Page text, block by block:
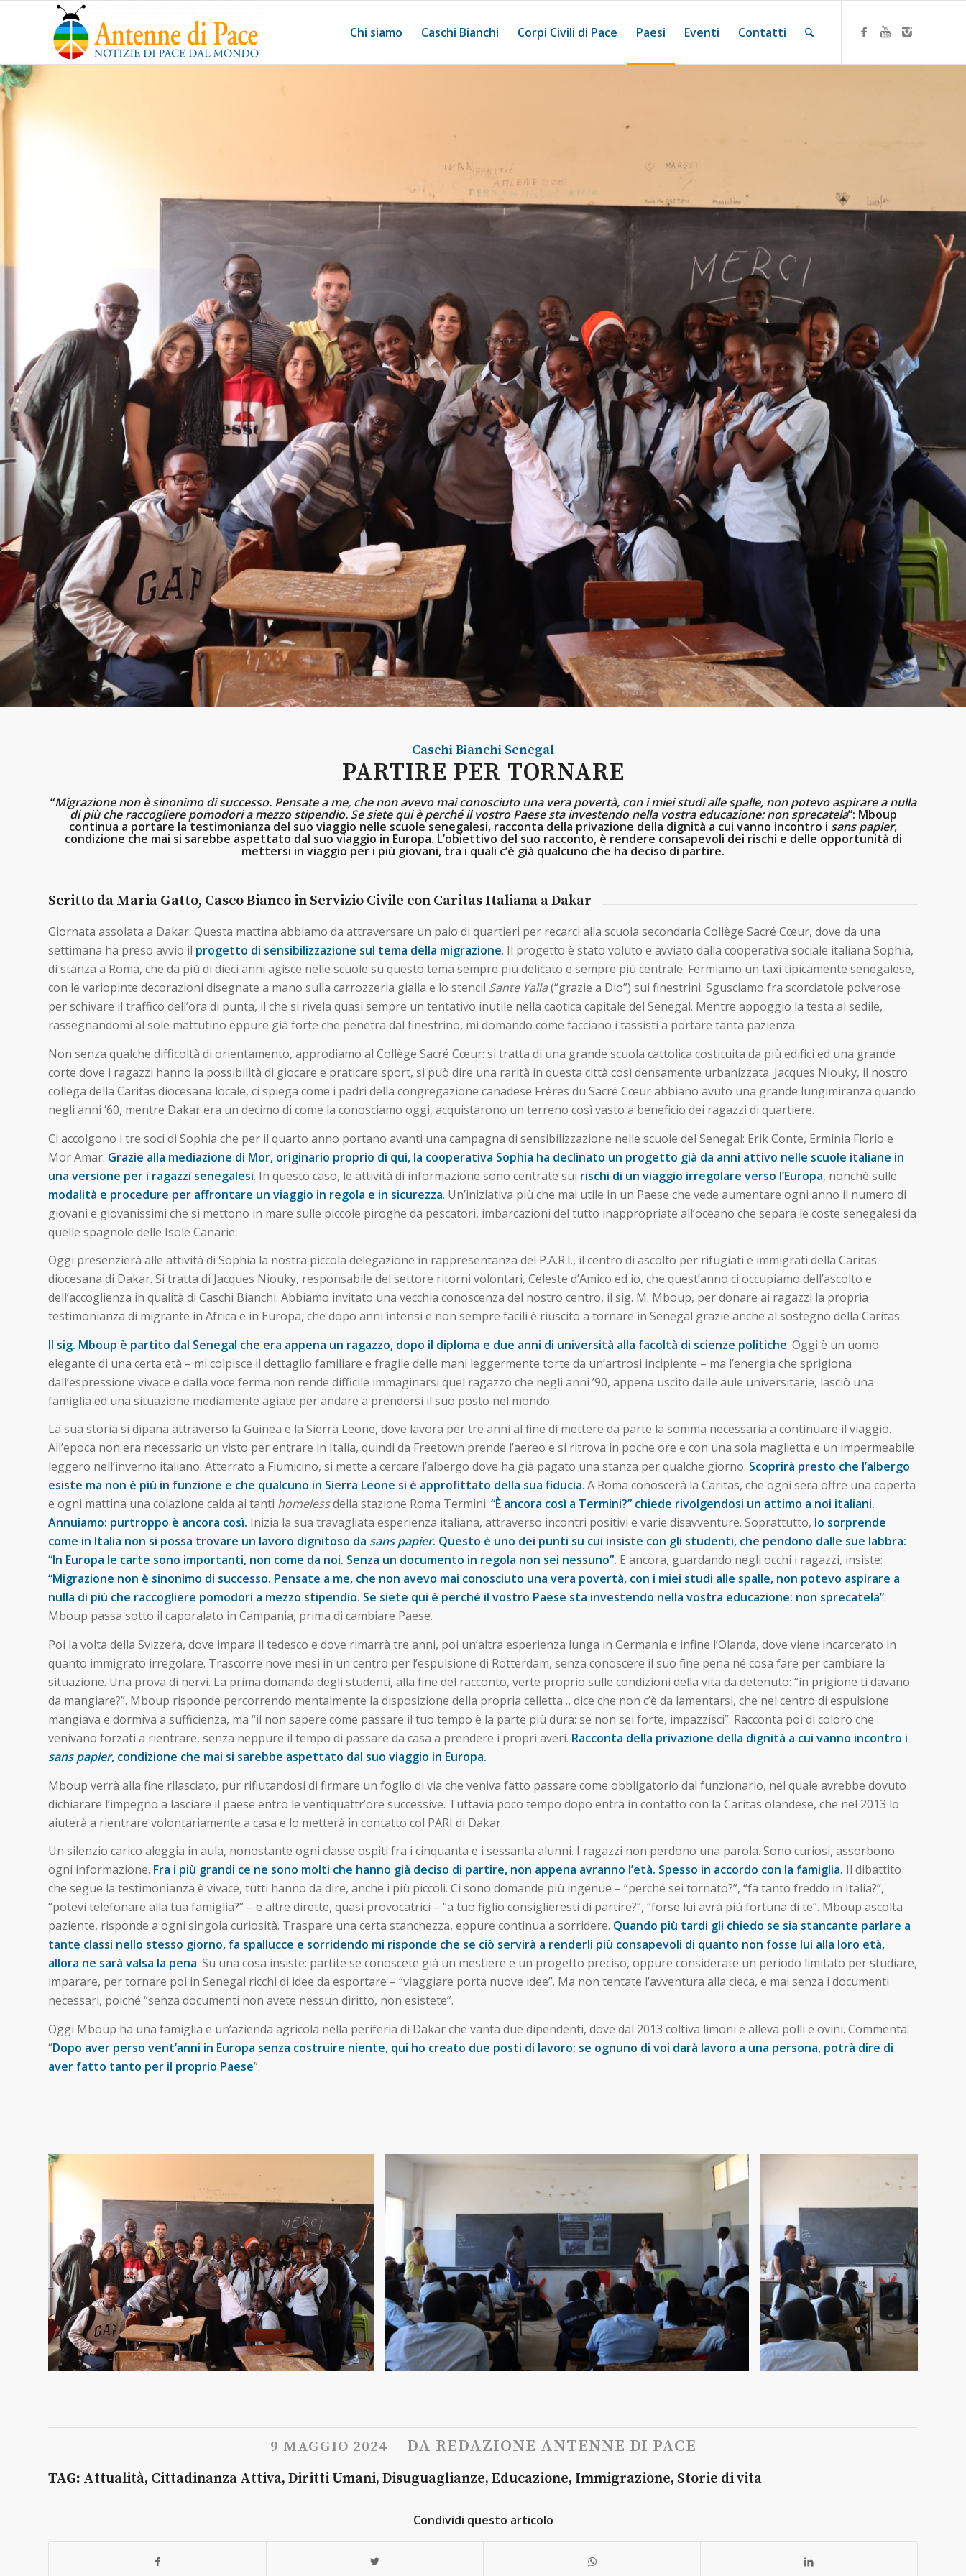
Chi siamo Caschi Bianchi Corpi Civili di Pace Paesi Eventi Contatti
Caschi Bianchi Senegal
PARTIRE PER TORNARE
“Migrazione non è sinonimo di successo. Pensate a me, che non avevo mai conosciuto una vera povertà, con i miei studi alle spalle, non potevo aspirare a nulla
di più che raccogliere pomodori a mezzo stipendio. Se siete qui è perché il vostro Paese sta investendo nella vostra educazione: non sprecatela”: Mboup
continua a portare la testimonianza del suo viaggio nelle scuole senegalesi, racconta della privazione della dignità a cui vanno incontro i sans papier,
condizione che mai si sarebbe aspettato dal suo viaggio in Europa. L’obiettivo del suo racconto, è rendere consapevoli dei rischi e delle opportunità di
mettersi in viaggio per i più giovani, tra i quali c’è già qualcuno che ha deciso di partire.
Scritto da Maria Gatto, Casco Bianco in Servizio Civile con Caritas Italiana a Dakar
Giornata assolata a Dakar. Questa mattina abbiamo da attraversare un paio di quartieri per recarci alla scuola secondaria Collège Sacré Cœur, dove da una
settimana ha preso avvio il progetto di sensibilizzazione sul tema della migrazione. Il progetto è stato voluto e avviato dalla cooperativa sociale italiana Sophia,
di stanza a Roma, che da più di dieci anni agisce nelle scuole su questo tema sempre più delicato e sempre più centrale. Fermiamo un taxi tipicamente senegalese,
con le variopinte decorazioni disegnate a mano sulla carrozzeria gialla e lo stencil Sante Yalla(“grazie a Dio”) sui finestrini. Sgusciamo fra scorciatoie polverose
per schivare il traffico dell’ora di punta, il che si rivela quasi sempre un tentativo inutile nella caotica capitale del Senegal. Mentre appoggio la testa al sedile,
rassegnandomi al sole mattutino eppure già forte che penetra dal finestrino, mi domando come facciano i tassisti a portare tanta pazienza.
Non senza qualche difficoltà di orientamento, approdiamo al Collège Sacré Cœur: si tratta di una grande scuola cattolica costituita da più edifici ed una grande
corte dove i ragazzi hanno la possibilità di giocare e praticare sport, si può dire una rarità in questa città così densamente urbanizzata. Jacques Niouky, il nostro
collega della Caritas diocesana locale, ci spiega come i padri della congregazione canadese Frères du Sacré Cœur abbiano avuto una grande lungimiranza quando
negli anni ‘60, mentre Dakar era un decimo di come la conosciamo oggi, acquistarono un terreno così vasto a beneficio dei ragazzi di quartiere.
Ci accolgono i tre soci di Sophia che per il quarto anno portano avanti una campagna di sensibilizzazione nelle scuole del Senegal: Erik Conte, Erminia Florio e
Mor Amar. Grazie alla mediazione di Mor, originario proprio di qui, la cooperativa Sophia ha declinato un progetto già da anni attivo nelle scuole italiane in
una versione per i ragazzi senegalesi. In questo caso, le attività di informazione sono centrate sui rischi di un viaggio irregolare verso l’Europa, nonché sulle
modalità e procedure per affrontare un viaggio in regola e in sicurezza. Un’iniziativa più che mai utile in un Paese che vede aumentare ogni anno il numero di
giovani e giovanissimi che si mettono in mare sulle piccole piroghe da pescatori, imbarcazioni del tutto inappropriate all’oceano che separa le coste senegalesi da
quelle spagnole delle Isole Canarie.
Oggi presenzierà alle attività di Sophia la nostra piccola delegazione in rappresentanza del P.A.R.I., il centro di ascolto per rifugiati e immigrati della Caritas
diocesana di Dakar. Si tratta di Jacques Niouky, responsabile del settore ritorni volontari, Celeste d’Amico ed io, che quest’anno ci occupiamo dell’ascolto e
dell’accoglienza in qualità di Caschi Bianchi. Abbiamo invitato una vecchia conoscenza del nostro centro, il sig. M. Mboup, per donare ai ragazzi la propria
testimonianza di migrante in Africa e in Europa, che dopo anni intensi e non sempre facili è riuscito a tornare in Senegal grazie anche al sostegno della Caritas.
Il sig. Mboup è partito dal Senegal che era appena un ragazzo, dopo il diploma e due anni di università alla facoltà di scienze politiche. Oggi è un uomo
elegante di una certa età – mi colpisce il dettaglio familiare e fragile delle mani leggermente torte da un’artrosi incipiente – ma l’energia che sprigiona
dall’espressione vivace e dalla voce ferma non rende difficile immaginarsi quel ragazzo che negli anni ’90, appena uscito dalle aule universitarie, lasciò una
famiglia ed una situazione mediamente agiate per andare a prendersi il suo posto nel mondo.
La sua storia si dipana attraverso la Guinea e la Sierra Leone, dove lavora per tre anni al fine di mettere da parte la somma necessaria a continuare il viaggio.
All’epoca non era necessario un visto per entrare in Italia, quindi da Freetown prende l’aereo e si ritrova in poche ore e con una sola maglietta e un impermeabile
leggero nell’inverno italiano. Atterrato a Fiumicino, si mette a cercare l’albergo dove ha già pagato una stanza per qualche giorno. Scoprirà presto che l’albergo
esiste ma non è più in funzione e che qualcuno in Sierra Leone si è approfittato della sua fiducia. A Roma conoscerà la Caritas, che ogni sera offre una coperta
e ogni mattina una colazione calda ai tanti homelessdella stazione Roma Termini. “È ancora così a Termini?” chiede rivolgendosi un attimo a noi italiani.
Annuiamo: purtroppo è ancora così. Inizia la sua travagliata esperienza italiana, attraverso incontri positivi e varie disavventure. Soprattutto, lo sorprende
come in Italia non si possa trovare un lavoro dignitoso da sans papier. Questo è uno dei punti su cui insiste con gli studenti, che pendono dalle sue labbra:
“In Europa le carte sono importanti, non come da noi. Senza un documento in regola non sei nessuno”. E ancora, guardando negli occhi i ragazzi, insiste:
“Migrazione non è sinonimo di successo. Pensate a me, che non avevo mai conosciuto una vera povertà, con i miei studi alle spalle, non potevo aspirare a
nulla di più che raccogliere pomodori a mezzo stipendio. Se siete qui è perché il vostro Paese sta investendo nella vostra educazione: non sprecatela”.
Mboup passa sotto il caporalato in Campania, prima di cambiare Paese.
Poi la volta della Svizzera, dove impara il tedesco e dove rimarrà tre anni, poi un’altra esperienza lunga in Germania e infine l’Olanda, dove viene incarcerato in
quanto immigrato irregolare. Trascorre nove mesi in un centro per l’espulsione di Rotterdam, senza conoscere il suo fine pena né cosa fare per cambiare la
situazione. Una prova di nervi. La prima domanda degli studenti, alla fine del racconto, verte proprio sulle condizioni della vita da detenuto: “in prigione ti davano
da mangiare?”. Mboup risponde percorrendo mentalmente la disposizione della propria celletta… dice che non c’è da lamentarsi, che nel centro di espulsione
mangiava e dormiva a sufficienza, ma “il non sapere come passare il tuo tempo è la parte più dura: se non sei forte, impazzisci”. Racconta poi di coloro che
venivano forzati a rientrare, senza neppure il tempo di passare da casa a prendere i propri averi. Racconta della privazione della dignità a cui vanno incontro i
sans papier, condizione che mai si sarebbe aspettato dal suo viaggio in Europa.
Mboup verrà alla fine rilasciato, pur rifiutandosi di firmare un foglio di via che veniva fatto passare come obbligatorio dal funzionario, nel quale avrebbe dovuto
dichiarare l’impegno a lasciare il paese entro le ventiquattr’ore successive. Tuttavia poco tempo dopo entra in contatto con la Caritas olandese, che nel 2013 lo
aiuterà a rientrare volontariamente a casa e lo metterà in contatto col PARI di Dakar.
Un silenzio carico aleggia in aula, nonostante ogni classe ospiti fra i cinquanta e i sessanta alunni. I ragazzi non perdono una parola. Sono curiosi, assorbono
ogni informazione. Fra i più grandi ce ne sono molti che hanno già deciso di partire, non appena avranno l’età. Spesso in accordo con la famiglia. Il dibattito
che segue la testimonianza è vivace, tutti hanno da dire, anche i più piccoli. Ci sono domande più ingenue – “perché sei tornato?”, “fa tanto freddo in Italia?”,
“potevi telefonare alla tua famiglia?” – e altre dirette, quasi provocatrici – “a tuo figlio consiglieresti di partire?”, “forse lui avrà più fortuna di te”. Mboup ascolta
paziente, risponde a ogni singola curiosità. Traspare una certa stanchezza, eppure continua a sorridere. Quando più tardi gli chiedo se sia stancante parlare a
tante classi nello stesso giorno, fa spallucce e sorridendo mi risponde che se ciò servirà a renderli più consapevoli di quanto non fosse lui alla loro età,
allora ne sarà valsa la pena. Su una cosa insiste: partite se conoscete già un mestiere e un progetto preciso, oppure considerate un periodo limitato per studiare,
imparare, per tornare poi in Senegal ricchi di idee da esportare – “viaggiare porta nuove idee”. Ma non tentate l’avventura alla cieca, e mai senza i documenti
necessari, poiché “senza documenti non avete nessun diritto, non esistete”.
Oggi Mboup ha una famiglia e un’azienda agricola nella periferia di Dakar che vanta due dipendenti, dove dal 2013 coltiva limoni e alleva polli e ovini. Commenta:
“Dopo aver perso vent’anni in Europa senza costruire niente, qui ho creato due posti di lavoro; se ognuno di voi darà lavoro a una persona, potrà dire di
aver fatto tanto per il proprio Paese”.
9 MAGGIO 2024
/ DA REDAZIONE ANTENNE DI PACE
TAG: Attualità, Cittadinanza Attiva, Diritti Umani, Disuguaglianze, Educazione, Immigrazione, Storie di vita
Condividi questo articolo